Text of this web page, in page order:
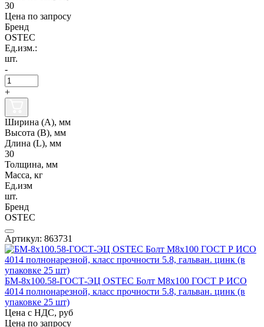
30
Цена по запросу
Бренд
OSTEC
Ед.изм.:
шт.
-
+
Ширина (А), мм
Высота (В), мм
Длина (L), мм
30
Толщина, мм
Масса, кг
Ед.изм
шт.
Бренд
OSTEC
Артикул: 863731
БМ-8х100.58-ГОСТ-ЭЦ OSTEC Болт М8х100 ГОСТ Р ИСО
4014 полнонарезной, класс прочности 5.8, гальван. цинк (в
упаковке 25 шт)
Цена с НДС, руб
Цена по запросу